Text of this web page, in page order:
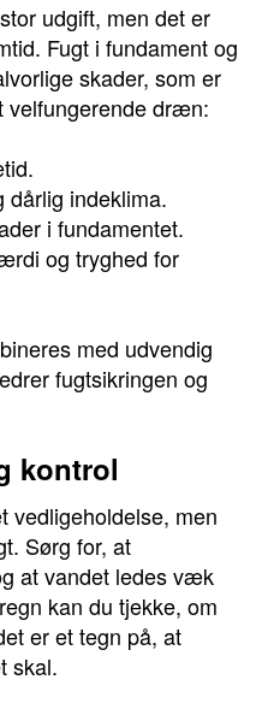
udgift, men det er
Fugt i fundament og
skader, som er
velfungerende dræn:
dårlig indeklima.
i fundamentet.
og tryghed for
med udvendig
fugtsikringen og
kontrol
men
Sørg for, at
at vandet ledes væk
kan du tjekke, om
er et tegn på, at
skal.